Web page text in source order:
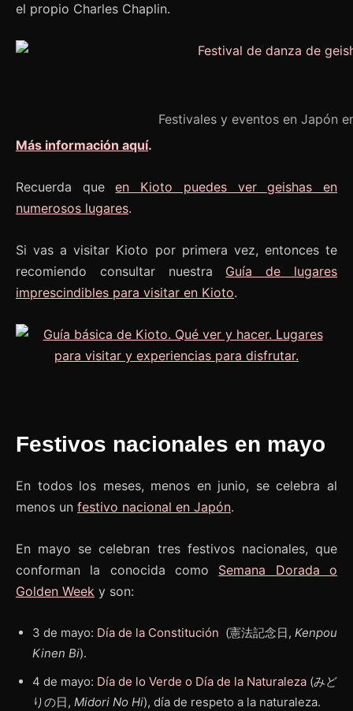
el propio Charles Chaplin.
Festivales y eventos en Japón
Más información aquí.
Recuerda queen Kioto puedes ver geishas en
numerosos lugares.
Si vas a visitar Kioto por primera vez, entonces te
recomiendo consultar nuestra Guía de lugares
imprescindibles para visitar en Kioto.
Festivos nacionales en mayo
En todos los meses, menos en junio, se celebra al
menos un festivo nacional en Japón.
En mayo se celebran tres festivos nacionales, que
conforman la conocida como Semana Dorada o
Golden Week y son:
3 de mayo: Día de la Constitución (憲法記念日, Kenpou
Kinen Bi).
4 de mayo: Día de lo Verde o Día de la Naturaleza (みど
りの日, Midori No Hi), día de respeto a la naturaleza.